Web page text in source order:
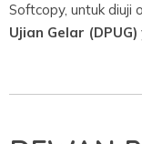
Softcopy, untuk diuji
Ujian Gelar (DPUG)